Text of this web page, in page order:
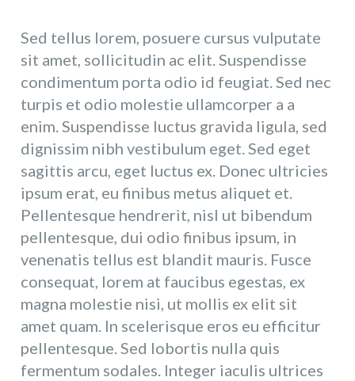
Sed tellus lorem, posuere cursus vulputate
sit amet, sollicitudin ac elit. Suspendisse
condimentum porta odio id feugiat. Sed nec
turpis et odio molestie ullamcorper a a
enim. Suspendisse luctus gravida ligula, sed
dignissim nibh vestibulum eget. Sed eget
sagittis arcu, eget luctus ex. Donec ultricies
ipsum erat, eu finibus metus aliquet et.
Pellentesque hendrerit, nisl ut bibendum
pellentesque, dui odio finibus ipsum, in
venenatis tellus est blandit mauris. Fusce
consequat, lorem at faucibus egestas, ex
magna molestie nisi, ut mollis ex elit sit
amet quam. In scelerisque eros eu efficitur
pellentesque. Sed lobortis nulla quis
fermentum sodales. Integer iaculis ultrices